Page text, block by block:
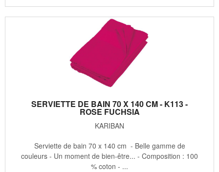
SERVIETTE DE BAIN 70 X 140 CM - K113 -
ROSE FUCHSIA
KARIBAN
Serviette de bain 70 x 140 cm - Belle gamme de
couleurs - Un moment de bien-être... - Composition : 100
% coton - ...